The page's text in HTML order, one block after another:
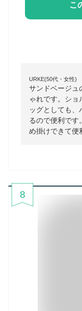
こ
URKE(50代・女性)
サンドベージュ
ゃれです。シ
ッグとしても、
るので便利です
め掛けできて便
8